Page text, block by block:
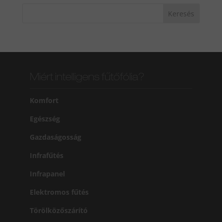
Komfort
Egészség
Gazdaságosság
Infrafűtés
Infrapanel
Elektromos fűtés
Törölközőszárító